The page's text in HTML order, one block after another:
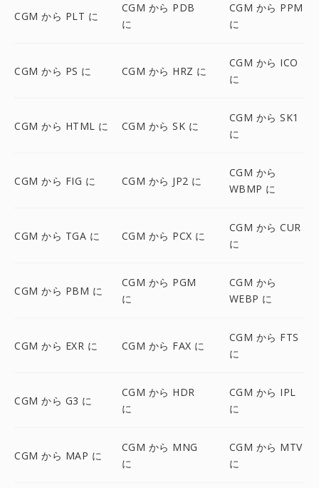
CGM から PLT に
CGM から PDB
に
CGM から PPM
に
CGM から PS に CGM から HRZ に
CGM から ICO
に
CGM から HTML に CGM から SK に
CGM から SK1
に
CGM から FIG に CGM から JP2 に
CGM から
WBMP に
CGM から TGA に CGM から PCX に
CGM から CUR
に
CGM から PBM に
CGM から PGM
に
CGM から
WEBP に
CGM から EXR に CGM から FAX に
CGM から FTS
に
CGM から G3 に
CGM から HDR
に
CGM から IPL
に
CGM から MAP に
CGM から MNG
に
CGM から MTV
に